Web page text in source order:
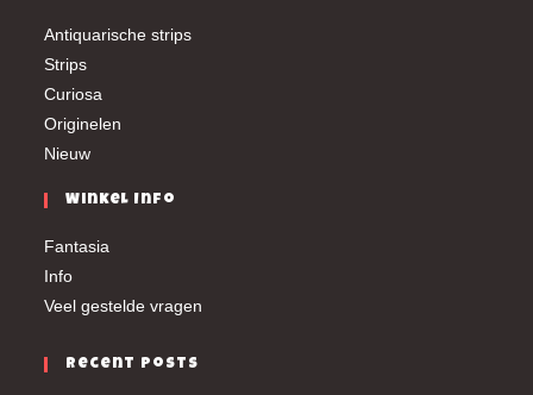
Antiquarische strips
Strips
Curiosa
Originelen
Nieuw
Winkel Info
Fantasia
Info
Veel gestelde vragen
Recent Posts